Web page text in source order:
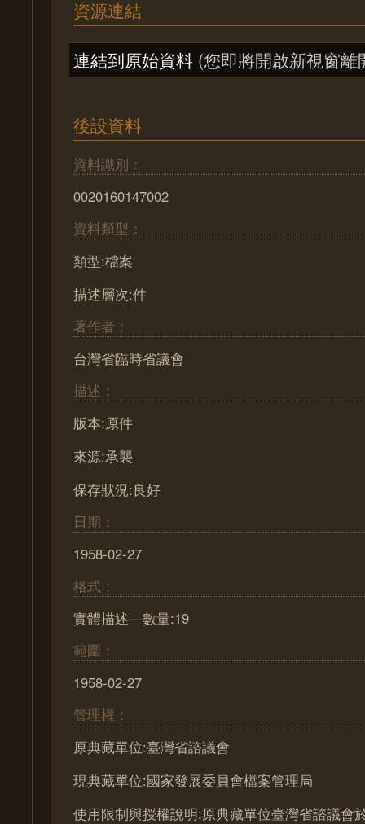
資源連結
連結到原始資料 (您即將開啟新視窗離
後設資料
資料識別：
0020160147002
資料類型：
類型:檔案
描述層次:件
著作者：
台灣省臨時省議會
描述：
版本:原件
來源:承襲
保存狀況:良好
日期：
1958-02-27
格式：
實體描述—數量:19
範圍：
1958-02-27
管理權：
原典藏單位:臺灣省諮議會
現典藏單位:國家發展委員會檔案管理局
使用限制與授權說明:原典藏單位臺灣省諮議會